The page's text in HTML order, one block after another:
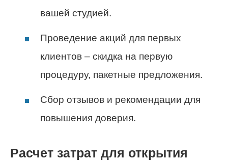
вашей студией.
Проведение акций для первых
клиентов – скидка на первую
процедуру, пакетные предложения.
Сбор отзывов и рекомендации для
повышения доверия.
Расчет затрат для открытия